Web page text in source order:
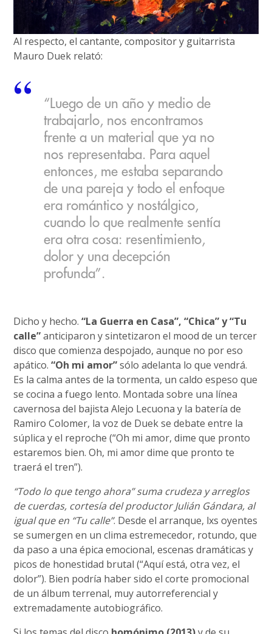
Al respecto, el cantante, compositor y guitarrista
Mauro Duek relató:
“Luego de un año y medio de
trabajarlo, nos encontramos
frente a un material que ya no
nos representaba. Para aquel
entonces, me estaba separando
de una pareja y todo el enfoque
era romántico y nostálgico,
cuando lo que realmente sentía
era otra cosa: resentimiento,
dolor y una decepción
profunda”.
Dicho y hecho.“La Guerra en Casa”, “Chica” y “Tu
calle”anticiparon y sintetizaron el mood de un tercer
disco que comienza despojado, aunque no por eso
apático.“Oh mi amor”sólo adelanta lo que vendrá.
Es la calma antes de la tormenta, un caldo espeso que
se cocina a fuego lento. Montada sobre una línea
cavernosa del bajista Alejo Lecuona y la batería de
Ramiro Colomer, la voz de Duek se debate entre la
súplica y el reproche (“Oh mi amor, dime que pronto
estaremos bien. Oh, mi amor dime que pronto te
traerá el tren”).
“Todo lo que tengo ahora” suma crudeza y arreglos
de cuerdas, cortesía del productor Julián Gándara, al
igual que en “Tu calle”. Desde el arranque, lxs oyentes
se sumergen en un clima estremecedor, rotundo, que
da paso a una épica emocional, escenas dramáticas y
picos de honestidad brutal (“Aquí está, otra vez, el
dolor”). Bien podría haber sido el corte promocional
de un álbum terrenal, muy autorreferencial y
extremadamente autobiográfico.